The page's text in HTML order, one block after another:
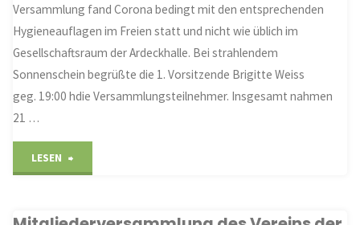
Versammlung fand Corona bedingt mit den entsprechenden
Hygieneauflagen im Freien statt und nicht wie üblich im
Gesellschaftsraum der Ardeckhalle. Bei strahlendem
Sonnenschein begrüßte die 1. Vorsitzende Brigitte Weiss
geg. 19:00 hdie Versammlungsteilnehmer. Insgesamt nahmen
21 …
LESEN